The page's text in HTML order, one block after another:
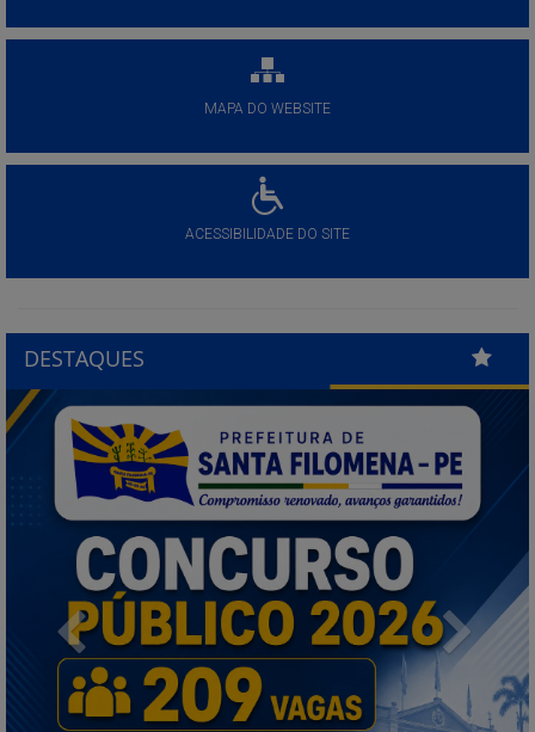
MAPA DO WEBSITE
ACESSIBILIDADE DO SITE
DESTAQUES
Previous Next